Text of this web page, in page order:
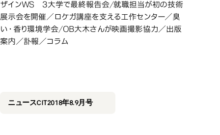
ザインWS 3大学で最終報告会/就職担当が初の技術
展示会を開催／ロケガ講座を支える工作センター／臭
い・香り環境学会/OB大木さんが映画撮影協力／出版
案内／訃報／コラム
2018年8.9月号
ニュースCIT2018年8.9月号